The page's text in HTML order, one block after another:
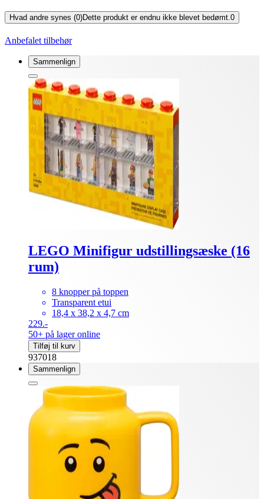
Hvad andre synes (0)Dette produkt er endnu ikke blevet bedømt. 0
Anbefalet tilbehør
Sammenlign
LEGO Minifigur udstillingsæske (16
rum)
8 knopper på toppen
Transparent etui
18,4 x 38,2 x 4,7 cm
229.-
50+ på lager online
Tilføj til kurv
937018
Sammenlign